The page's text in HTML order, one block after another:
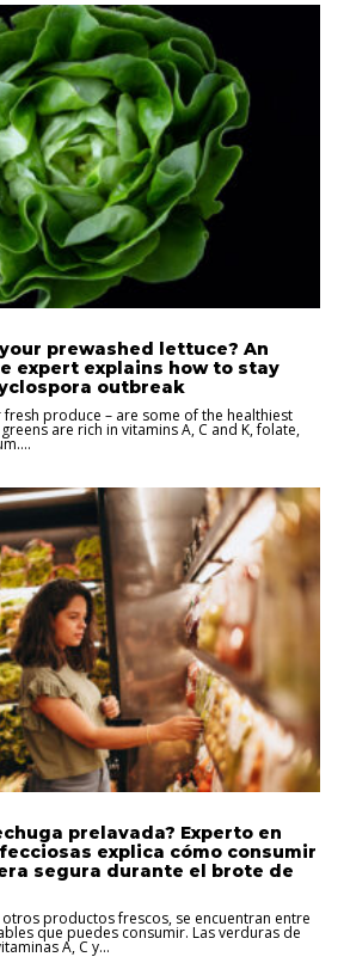
prewashed lettuce? An
expert explains how to stay
outbreak
fresh produce – are some of the healthiest
are rich in vitamins A, C and K, folate,
prelavada? Experto en
explica cómo consumir
segura durante el brote de
productos frescos, se encuentran entre
que puedes consumir. Las verduras de
A, C y...